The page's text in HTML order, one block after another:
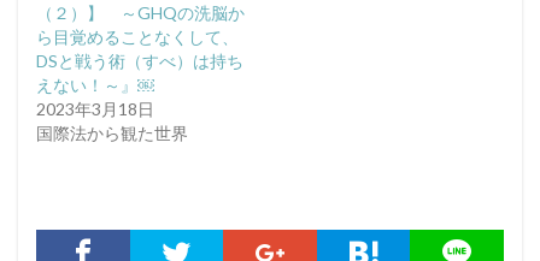
（２）】 ～GHQの洗脳か
ら目覚めることなくして、
DSと戦う術（すべ）は持ち
えない！～』￼
2023年3月18日
国際法から観た世界